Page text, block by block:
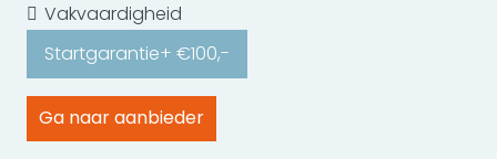
Vakvaardigheid
Startgarantie+ €100,-
Ga naar aanbieder